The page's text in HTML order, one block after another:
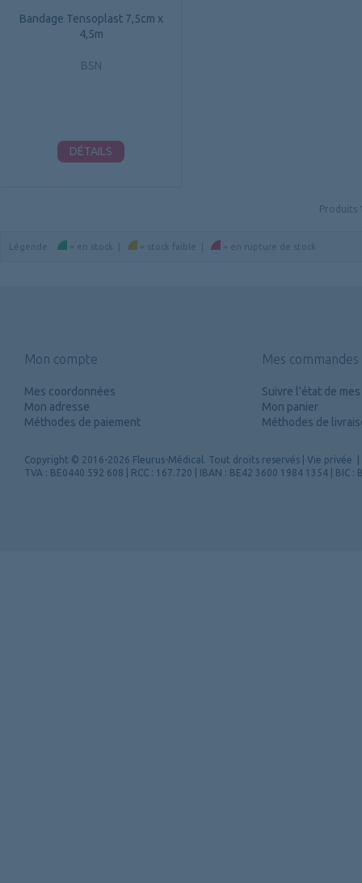
Bandage Tensoplast 7,5cm x
4,5m
BSN
DÉTAILS
Produits
Légende = en stock = stock faible = en rupture de stock
Mon compte
Mes coordonnées
Mon adresse
Méthodes de paiement
Mes commandes
Suivre l'état de
Mon panier
Méthodes de
Copyright © 2016-2026 Fleurus-Médical. Tout droits reservés Vie privée
TVA : BE0440 592 608 | RCC : 167.720 | IBAN : BE42 3600 1984 1354 | BIC :